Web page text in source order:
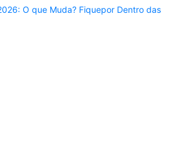
O que Muda? Fiquepor Dentro das